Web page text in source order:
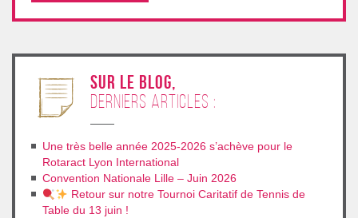
sur le blog,
derniers articles :
Une très belle année 2025-2026 s’achève pour le
Rotaract Lyon International
Convention Nationale Lille – Juin 2026
Retour sur notre Tournoi Caritatif de Tennis de
Table du 13 juin !